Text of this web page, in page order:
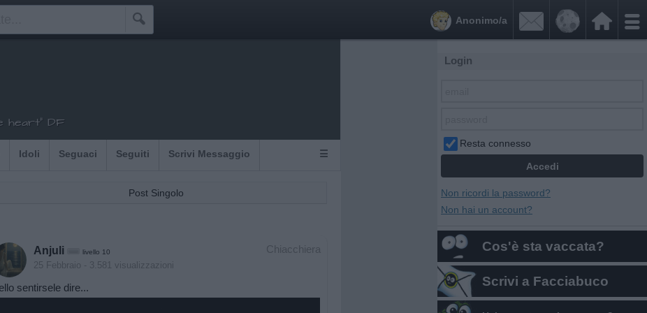
 

Anonimo/a
heart" DF
Idoli Seguaci Seguiti Scrivi Messaggio ☰
Post Singolo
Chiacchiera
Anjuli livello 10
25 Febbraio - 3.581 visualizzazioni
sentirsele dire...
Login
Resta connesso
Non ricordi la password?
Non hai un account?
Cos'è sta vaccata?
Scrivi a Facciabuco